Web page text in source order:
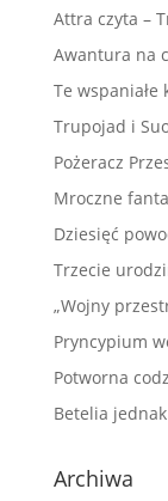
Attra czyta –
Awantura na
Te
Trupojad i
Pożeracz
Mroczne
Dziesięć
Trzecie
„Wojny
Pryncypium
Potworna
Betelia
Archiwa